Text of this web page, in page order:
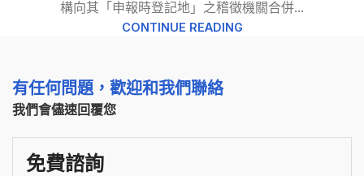
構向其「申報時登記地」之稽徵機關合併...
CONTINUE READING
有任何問題，歡迎和我們聯絡
我們會儘速回覆您
免費諮詢